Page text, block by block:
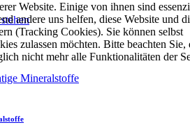
Website. Einige von ihnen sind
andere uns helfen, diese Website und
(Tracking Cookies). Sie können selbst
zulassen möchten. Bitte beachten Sie,
nicht mehr alle Funktionalitäten der